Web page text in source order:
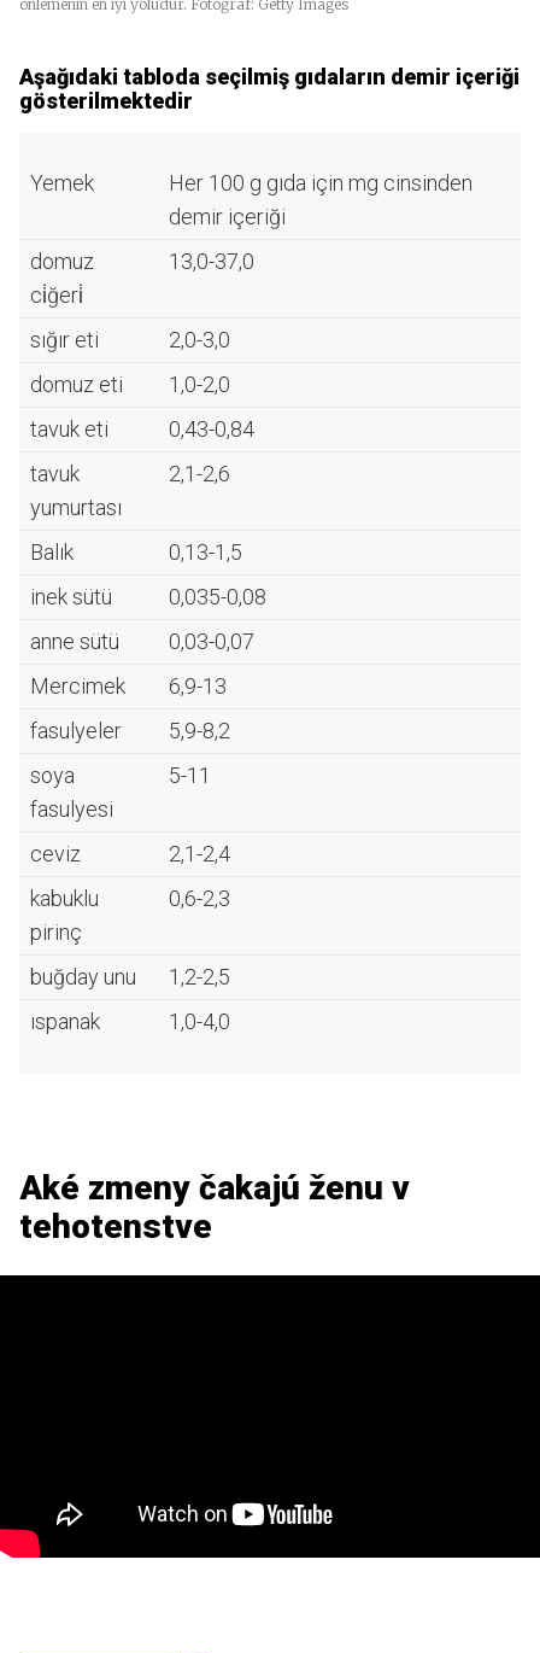
önlemenin en iyi yoludur. Fotoğraf: Getty Images
Aşağıdaki tabloda seçilmiş gıdaların demir içeriği
gösterilmektedir
Yemek
Her 100 g gıda için mg cinsinden
demir içeriği
domuz
ci̇ğeri̇
13,0-37,0
sığır eti
2,0-3,0
domuz eti
1,0-2,0
tavuk eti
0,43-0,84
tavuk
yumurtası
2,1-2,6
Balık
0,13-1,5
inek sütü
0,035-0,08
anne sütü
0,03-0,07
Mercimek
6,9-13
fasulyeler
5,9-8,2
soya
fasulyesi
5-11
ceviz
2,1-2,4
kabuklu
pirinç
0,6-2,3
buğday unu
1,2-2,5
ıspanak
1,0-4,0
Aké zmeny čakajú ženu v
tehotenstve